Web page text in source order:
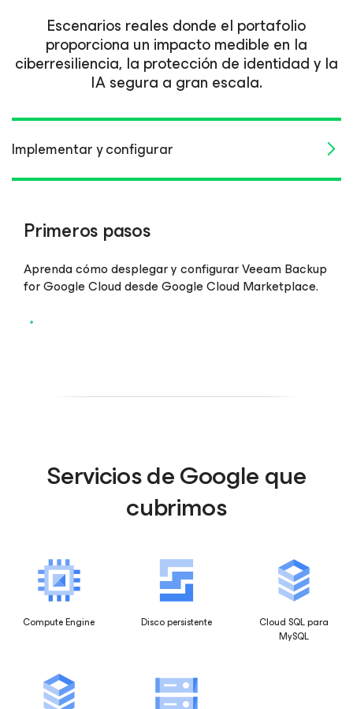
Escenarios reales donde el portafolio
proporciona un impacto medible en la
ciberresiliencia, la protección de identidad y la
IA segura a gran escala.
Implementar y configurar
Primeros pasos
Aprenda cómo desplegar y configurar Veeam Backup
for Google Cloud desde Google Cloud Marketplace.
Servicios de Google que
cubrimos
Compute Engine Disco persistente
Cloud SQL para
MySQL